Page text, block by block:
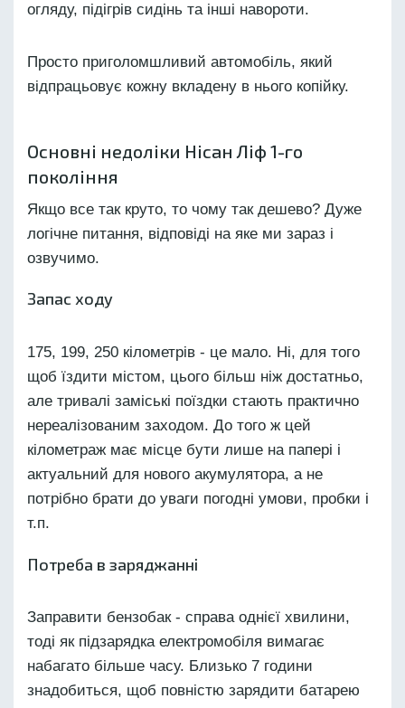
огляду, підігрів сидінь та інші навороти.
Просто приголомшливий автомобіль, який
відпрацьовує кожну вкладену в нього копійку.
Основні недоліки Нісан Ліф 1-го
покоління
Якщо все так круто, то чому так дешево? Дуже
логічне питання, відповіді на яке ми зараз і
озвучимо.
Запас ходу
175, 199, 250 кілометрів - це мало. Ні, для того
щоб їздити містом, цього більш ніж достатньо,
але тривалі заміські поїздки стають практично
нереалізованим заходом. До того ж цей
кілометраж має місце бути лише на папері і
актуальний для нового акумулятора, а не
потрібно брати до уваги погодні умови, пробки і
т.п.
Потреба в заряджанні
Заправити бензобак - справа однієї хвилини,
тоді як підзарядка електромобіля вимагає
набагато більше часу. Близько 7 години
знадобиться, щоб повністю зарядити батарею